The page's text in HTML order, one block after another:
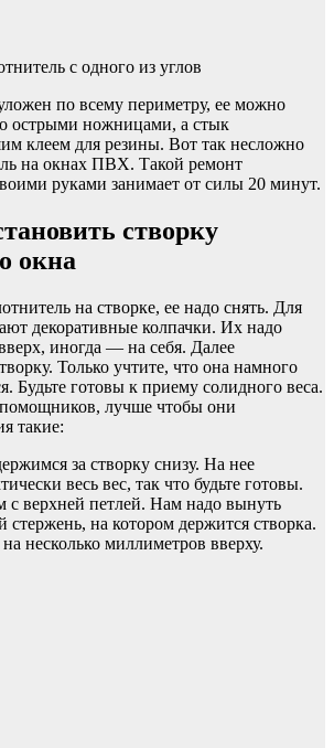
с одного из углов
по всему периметру, ее можно
острыми ножницами, а стык
клеем для резины. Вот так несложно
на окнах ПВХ. Такой ремонт
руками занимает от силы 20 минут.
створку
окна
на створке, ее надо снять. Для
декоративные колпачки. Их надо
иногда — на себя. Далее
Только учтите, что она намного
Будьте готовы к приему солидного веса.
помощников, лучше чтобы они
такие:
за створку снизу. На нее
весь вес, так что будьте готовы.
с верхней петлей. Нам надо вынуть
стержень, на котором держится створка.
несколько миллиметров вверху.